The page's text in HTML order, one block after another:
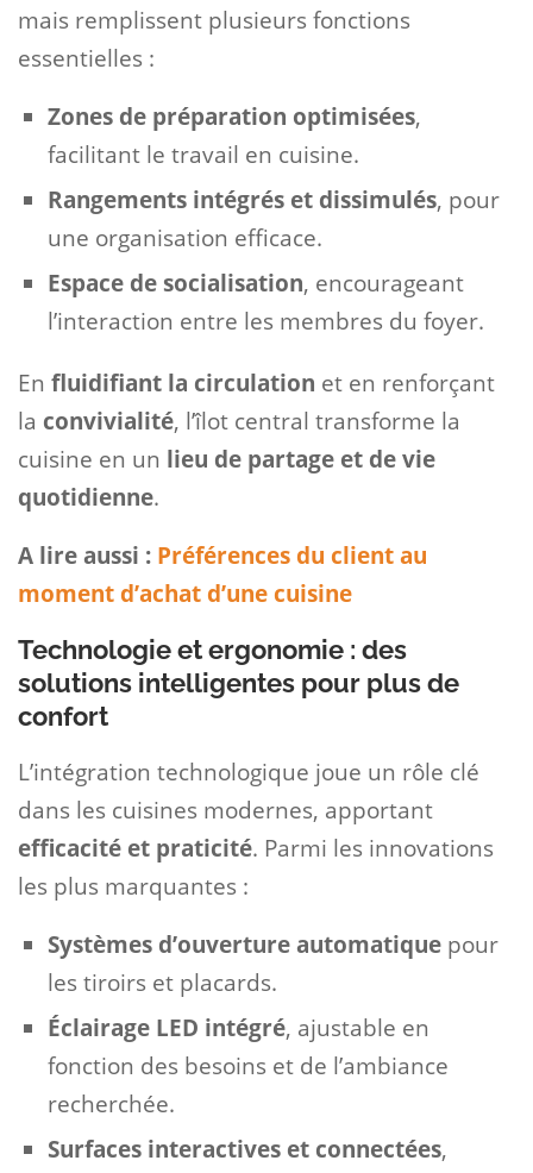
mais remplissent plusieurs fonctions
essentielles :
Zones de préparation optimisées,
facilitant le travail en cuisine.
Rangements intégrés et dissimulés, pour
une organisation efficace.
Espace de socialisation, encourageant
l’interaction entre les membres du foyer.
En fluidifiant la circulation et en renforçant
la convivialité, l’îlot central transforme la
cuisine en un lieu de partage et de vie
quotidienne.
A lire aussi : Préférences du client au
moment d’achat d’une cuisine
Technologie et ergonomie : des
solutions intelligentes pour plus de
confort
L’intégration technologique joue un rôle clé
dans les cuisines modernes, apportant
efficacité et praticité. Parmi les innovations
les plus marquantes :
Systèmes d’ouverture automatique pour
les tiroirs et placards.
Éclairage LED intégré, ajustable en
fonction des besoins et de l’ambiance
recherchée.
Surfaces interactives et connectées,